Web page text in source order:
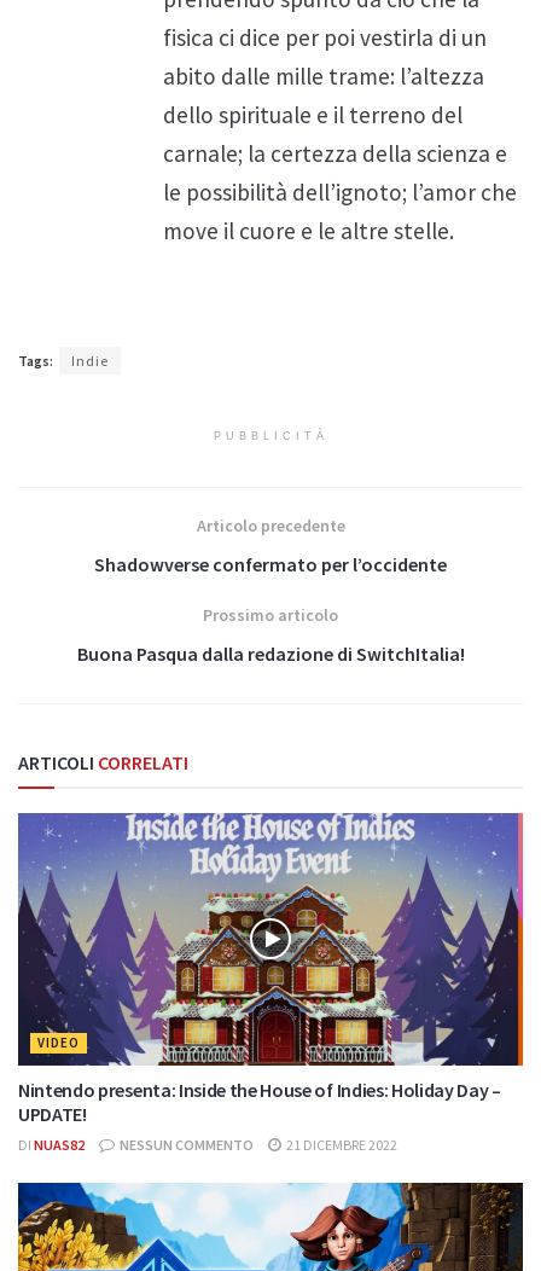
fisica ci dice per poi vestirla di un
abito dalle mille trame: l’altezza
dello spirituale e il terreno del
carnale; la certezza della scienza e
le possibilità dell’ignoto; l’amor che
move il cuore e le altre stelle.
Tags: Indie
PUBBLICITÀ
Articolo precedente
Shadowverse confermato per l’occidente
Prossimo articolo
Buona Pasqua dalla redazione di SwitchItalia!
ARTICOLI CORRELATI
VIDEO
Nintendo presenta: Inside the House of Indies: Holiday Day –
UPDATE!
DI NUAS82 NESSUN COMMENTO 21 DICEMBRE 2022